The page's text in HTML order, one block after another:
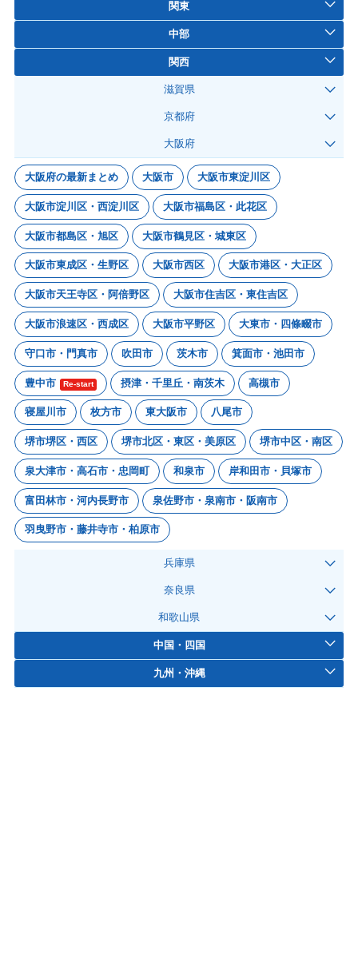
関東
中部
関西
滋賀県
京都府
大阪府
大阪府の最新まとめ 大阪市 大阪市東淀川区
大阪市淀川区・西淀川区 大阪市福島区・此花区
大阪市都島区・旭区 大阪市鶴見区・城東区
大阪市東成区・生野区 大阪市西区 大阪市港区・大正区
大阪市天王寺区・阿倍野区 大阪市住吉区・東住吉区
大阪市浪速区・西成区 大阪市平野区 大東市・四條畷市
守口市・門真市 吹田市 茨木市 箕面市・池田市
豊中市 Re-start 摂津・千里丘・南茨木 高槻市
寝屋川市 枚方市 東大阪市 八尾市
堺市堺区・西区 堺市北区・東区・美原区 堺市中区・南区
泉大津市・高石市・忠岡町 和泉市 岸和田市・貝塚市
富田林市・河内長野市 泉佐野市・泉南市・阪南市
羽曳野市・藤井寺市・柏原市
兵庫県
奈良県
和歌山県
中国・四国
九州・沖縄